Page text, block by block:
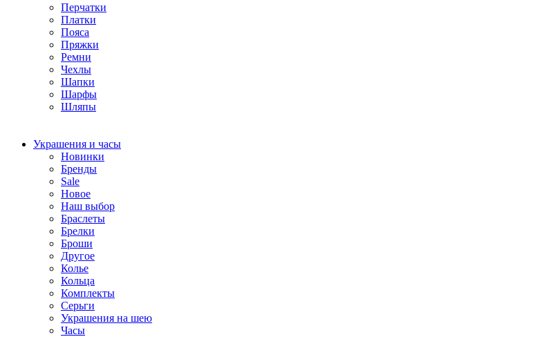
Перчатки
Платки
Пояса
Пряжки
Ремни
Чехлы
Шапки
Шарфы
Шляпы
Украшения и часы
Новинки
Бренды
Sale
Новое
Наш выбор
Браслеты
Брелки
Броши
Другое
Колье
Кольца
Комплекты
Серьги
Украшения на шею
Часы